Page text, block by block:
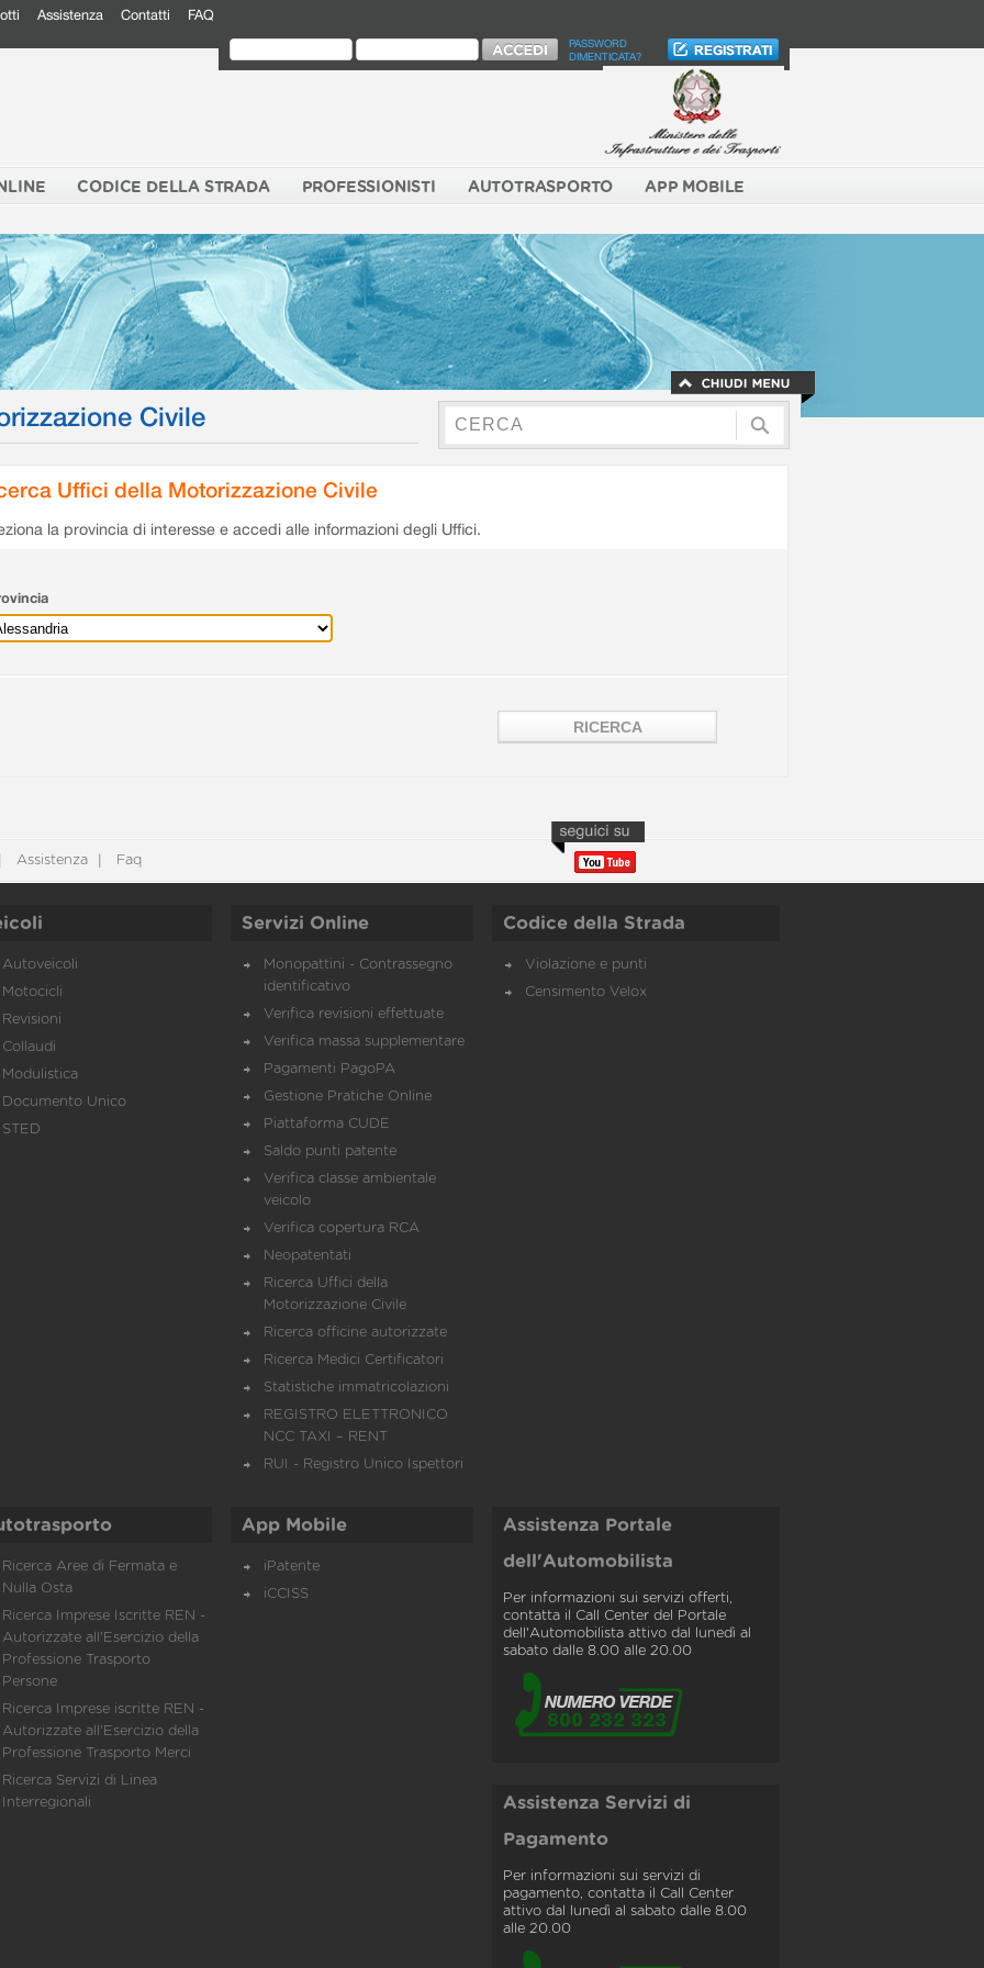
Assistenza Contatti FAQ
PASSWORD
DIMENTICATA?
CODICE DELLA STRADA PROFESSIONISTI AUTOTRASPORTO APP MOBILE
Civile
Uffici della Motorizzazione Civile
la provincia di interesse e accedi alle informazioni degli Uffici.
Assistenza Faq
Autoveicoli
Motocicli
Revisioni
Collaudi
Modulistica
Documento Unico
STED
Servizi Online
Monopattini - Contrassegno
identificativo
Verifica revisioni effettuate
Verifica massa supplementare
Pagamenti PagoPA
Gestione Pratiche Online
Piattaforma CUDE
Saldo punti patente
Verifica classe ambientale
veicolo
Verifica copertura RCA
Neopatentati
Ricerca Uffici della
Motorizzazione Civile
Ricerca officine autorizzate
Ricerca Medici Certificatori
Statistiche immatricolazioni
REGISTRO ELETTRONICO
NCC TAXI – RENT
RUI - Registro Unico Ispettori
Codice della Strada
Violazione e punti
Censimento Velox
Ricerca Aree di Fermata e
Nulla Osta
Ricerca Imprese Iscritte REN -
Autorizzate all'Esercizio della
Professione Trasporto
Persone
Ricerca Imprese iscritte REN -
Autorizzate all'Esercizio della
Professione Trasporto Merci
Ricerca Servizi di Linea
Interregionali
App Mobile
iPatente
iCCISS
Assistenza Portale
dell'Automobilista
Per informazioni sui servizi offerti,
contatta il Call Center del Portale
dell'Automobilista attivo dal lunedì al
sabato dalle 8.00 alle 20.00
Assistenza Servizi di
Pagamento
Per informazioni sui servizi di
pagamento, contatta il Call Center
attivo dal lunedì al sabato dalle 8.00
alle 20.00